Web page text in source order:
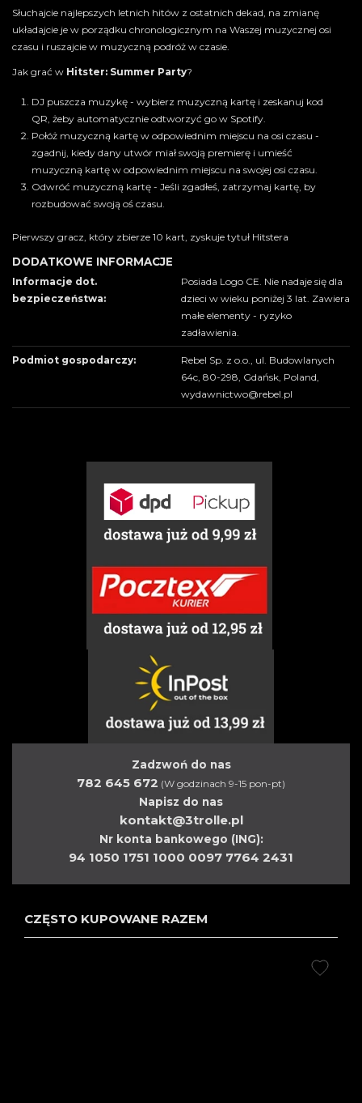
Słuchajcie najlepszych letnich hitów z ostatnich dekad, na zmianę
układajcie je w porządku chronologicznym na Waszej muzycznej osi
czasu i ruszajcie w muzyczną podróż w czasie.
Jak grać w Hitster: Summer Party?
DJ puszcza muzykę - wybierz muzyczną kartę i zeskanuj kod
QR, żeby automatycznie odtworzyć go w Spotify.
Połóż muzyczną kartę w odpowiednim miejscu na osi czasu -
zgadnij, kiedy dany utwór miał swoją premierę i umieść
muzyczną kartę w odpowiednim miejscu na swojej osi czasu.
Odwróć muzyczną kartę - Jeśli zgadłeś, zatrzymaj kartę, by
rozbudować swoją oś czasu.
Pierwszy gracz, który zbierze 10 kart, zyskuje tytuł Hitstera
DODATKOWE INFORMACJE
Informacje dot.
bezpieczeństwa:
Posiada Logo CE. Nie nadaje się dla
dzieci w wieku poniżej 3 lat. Zawiera
małe elementy - ryzyko
zadławienia.
Podmiot gospodarczy:
Rebel Sp. z o.o., ul. Budowlanych
64c, 80-298, Gdańsk, Poland,
wydawnictwo@rebel.pl
Zadzwoń do nas
782 645 672 (W godzinach 9-15 pon-pt)
Napisz do nas
kontakt@3trolle.pl
Nr konta bankowego (ING):
94 1050 1751 1000 0097 7764 2431
CZĘSTO KUPOWANE RAZEM